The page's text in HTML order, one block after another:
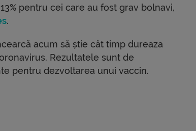
pentru cei care au fost grav bolnavi,
.
acum să știe cât timp dureaza
Rezultatele sunt de
pentru dezvoltarea unui vaccin.